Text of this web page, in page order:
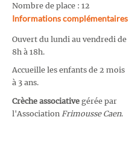
Nombre de place : 12
Informations complémentaires
Ouvert du lundi au vendredi de
8h à 18h.
Accueille les enfants de 2 mois
à 3 ans.
Crèche associative gérée par
l'Association Frimousse Caen.